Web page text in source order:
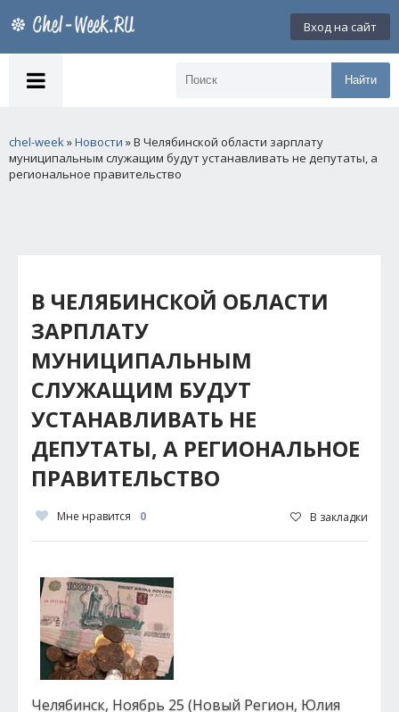
Вход на сайт
Найти
chel-week»Новости » В Челябинской области зарплату
муниципальным служащим будут устанавливать не депутаты, а
региональное правительство
В ЧЕЛЯБИНСКОЙ ОБЛАСТИ
ЗАРПЛАТУ
МУНИЦИПАЛЬНЫМ
СЛУЖАЩИМ БУДУТ
УСТАНАВЛИВАТЬ НЕ
ДЕПУТАТЫ, А РЕГИОНАЛЬНОЕ
ПРАВИТЕЛЬСТВО
Мне нравится 0 В закладки
Челябинск, Ноябрь 25 (Новый Регион, Юлия